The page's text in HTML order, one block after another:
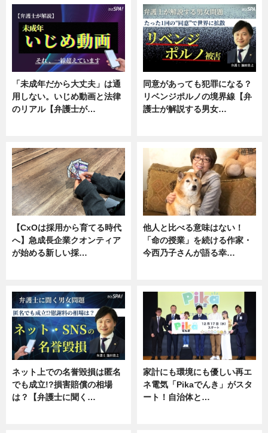
「未成年だから大丈夫」は通
用しない。いじめ動画と法律
のリアル【弁護士が…
同意があっても犯罪になる？
リベンジポルノの境界線【弁
護士が解説する男女…
【CxOは採用から育てる時代
へ】急成長企業クオンティア
が始める新しい採…
他人と比べる意味はない！
「命の授業」を続ける作家・
今西乃子さんが語る幸…
ネット上での名誉毀損は匿名
でも成立!?損害賠償の相場
は？【弁護士に聞く…
家計にも環境にも優しい再エ
ネ電気「Pikaでんき」がスタ
ート！自治体と…